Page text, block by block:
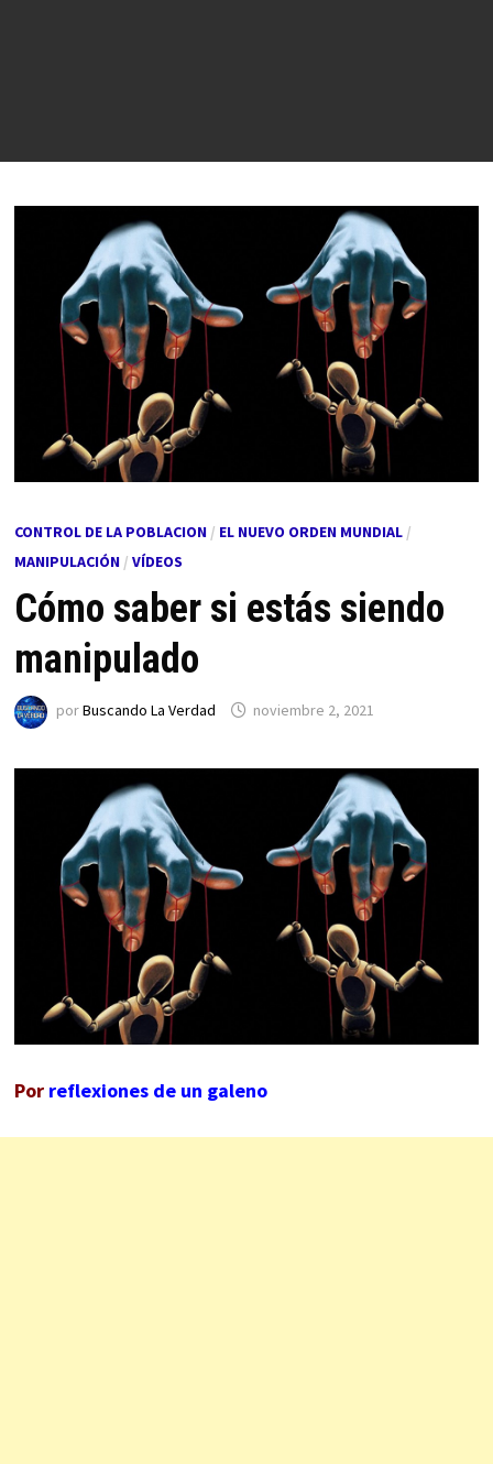
CONTROL DE LA POBLACION/ EL NUEVO ORDEN MUNDIAL/
MANIPULACIÓN/ VÍDEOS
Cómo saber si estás siendo
manipulado
porBuscando La Verdad noviembre 2, 2021
Por reflexiones de un galeno